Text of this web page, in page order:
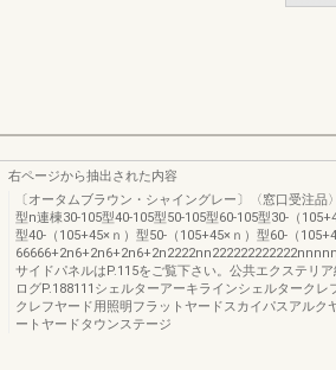
右ページから抽出された内容
〔オータムブラウン・シャイングレー〕〈窓口受注品
型n連棟30-105型40-105型50-105型60-105型30-（
型40-（105+45×ｎ）型50-（105+45×ｎ）型60-（
サイドパネルはP.115をご覧下さい。公共エクステリア
ログP.188111シェルターアーキラインシェルタークレ
クレフヤード用照明フラットヤードスカイパスアルク
ートヤードタウンステージ